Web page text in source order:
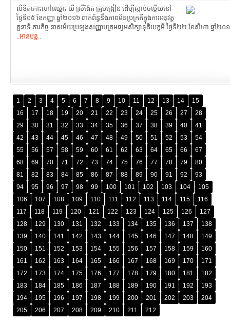
លិខិតកោះហៅឈ្មោះ យី ស្រីង៉ែត គ្រូបង្រៀន ដើម្បីស្តាប់ចម្លើយនៅ
ថ្ងៃទី០៥ ខែកញ្ញា ឆ្នាំ២០១៦ ពាក់ព័ន្ធនឹងភាពមិនប្រក្រតី​ក្នុងការអនុវត្ត
តួនាទី ភារកិច្ច នាសម័យប្រឡងសញ្ញាបត្រ​មធ្យមសិក្សាទុតិយភូមិ ថ្ងៃទី២២ ខែសីហា ឆ្នាំ២០
..អានបន្ត..
1 2 3 4 5 6 7 8 9 10 11 12 13 14
15
16
17 18 19 20 21 22 23 24 25 26 27
28
29
30 31 32 33 34 35 36 37 38 39 40
41
42
43 44 45 46 47 48 49 50 51 52 53
54
55
56 57 58 59 60 61 62 63 64 65 66
67
68
69 70 71 72 73 74 75 76 77 78 79
80
81
82 83 84 85 86 87 88 89 90 91 92
93
94
95 96 97 98 99 100 101 102 103 104
105
106
107 108 109 110 111 112 113 114 115
116
117
118 119 120 121 122 123 124 125 126
127
128
129 130 131 132 133 134 135 136 137
138
139
140 141 142 143 144 145 146 147 148
149
150
151 152 153 154 155 156 157 158 159
160
161
162 163 164 165 166 167 168 169 170
171
172
173 174 175 176 177 178 179 180 181
182
183
184 185 186 187 188 189 190 191 192
193
194
195 196 197 198 199 200 201 202 203
204
205
206 207 208 209 210 211 212